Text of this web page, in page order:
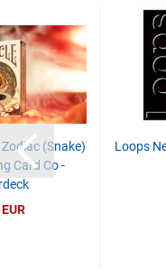
(Snake)
Card Co -
Loops